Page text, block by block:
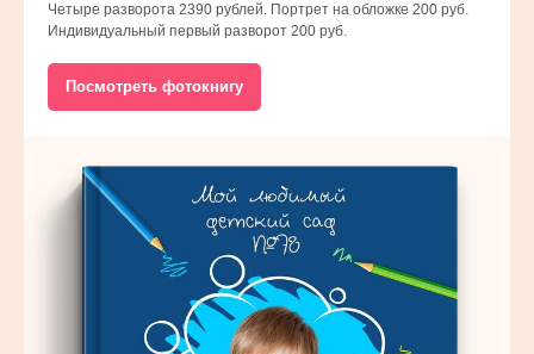
Четыре разворота 2390 рублей. Портрет на обложке 200 руб.
Индивидуальный первый разворот 200 руб.
Посмотреть фотокнигу